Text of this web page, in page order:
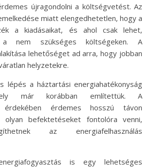
újragondolni a költségvetést. Az
miatt elengedhetetlen, hogy a
a kiadásaikat, és ahol csak lehet,
a nem szükséges költségeken. A
lehetőséget ad arra, hogy jobban
helyzetekre.
lépés a háztartási energiahatékonyság
már korábban említettük. A
érdekében érdemes hosszú távon
olyan befektetéseket fontolóra venni,
az energiafelhasználás
is egy lehetséges